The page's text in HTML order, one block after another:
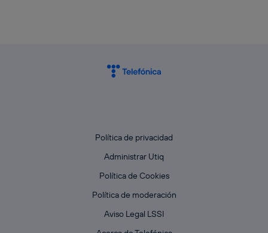
Política de privacidad
Administrar Utiq
Política de Cookies
Política de moderación
Aviso Legal LSSI